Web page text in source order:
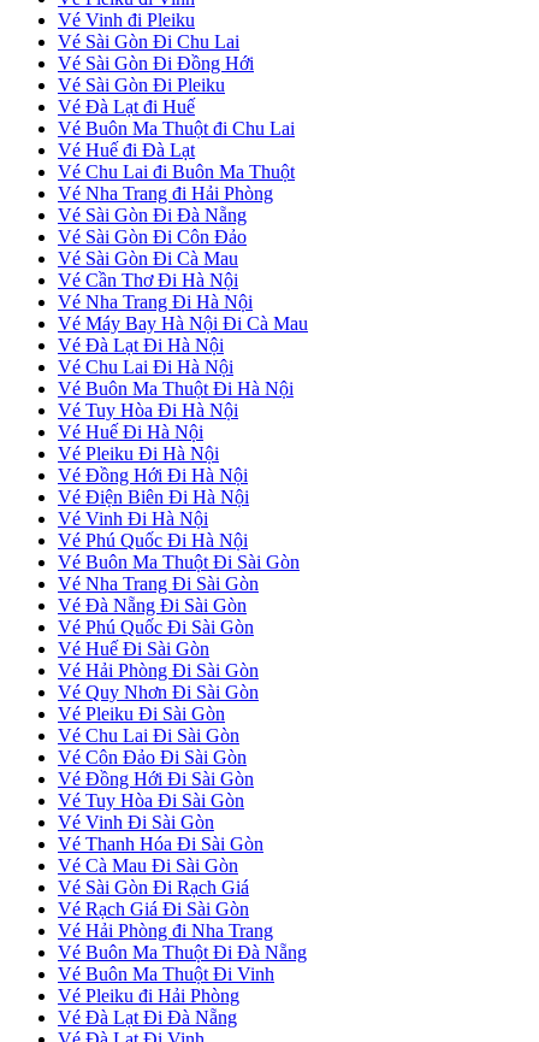
Vé Vinh đi Pleiku
Vé Sài Gòn Đi Chu Lai
Vé Sài Gòn Đi Đồng Hới
Vé Sài Gòn Đi Pleiku
Vé Đà Lạt đi Huế
Vé Buôn Ma Thuột đi Chu Lai
Vé Huế đi Đà Lạt
Vé Chu Lai đi Buôn Ma Thuột
Vé Nha Trang đi Hải Phòng
Vé Sài Gòn Đi Đà Nẵng
Vé Sài Gòn Đi Côn Đảo
Vé Sài Gòn Đi Cà Mau
Vé Cần Thơ Đi Hà Nội
Vé Nha Trang Đi Hà Nội
Vé Máy Bay Hà Nội Đi Cà Mau
Vé Đà Lạt Đi Hà Nội
Vé Chu Lai Đi Hà Nội
Vé Buôn Ma Thuột Đi Hà Nội
Vé Tuy Hòa Đi Hà Nội
Vé Huế Đi Hà Nội
Vé Pleiku Đi Hà Nội
Vé Đồng Hới Đi Hà Nội
Vé Điện Biên Đi Hà Nội
Vé Vinh Đi Hà Nội
Vé Phú Quốc Đi Hà Nội
Vé Buôn Ma Thuột Đi Sài Gòn
Vé Nha Trang Đi Sài Gòn
Vé Đà Nẵng Đi Sài Gòn
Vé Phú Quốc Đi Sài Gòn
Vé Huế Đi Sài Gòn
Vé Hải Phòng Đi Sài Gòn
Vé Quy Nhơn Đi Sài Gòn
Vé Pleiku Đi Sài Gòn
Vé Chu Lai Đi Sài Gòn
Vé Côn Đảo Đi Sài Gòn
Vé Đồng Hới Đi Sài Gòn
Vé Tuy Hòa Đi Sài Gòn
Vé Vinh Đi Sài Gòn
Vé Thanh Hóa Đi Sài Gòn
Vé Cà Mau Đi Sài Gòn
Vé Sài Gòn Đi Rạch Giá
Vé Rạch Giá Đi Sài Gòn
Vé Hải Phòng đi Nha Trang
Vé Buôn Ma Thuột Đi Đà Nẵng
Vé Buôn Ma Thuột Đi Vinh
Vé Pleiku đi Hải Phòng
Vé Đà Lạt Đi Đà Nẵng